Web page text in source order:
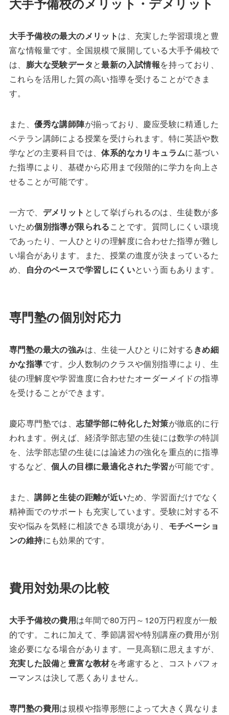
大手予備校の最大のメリットは、充実した学習環境と豊
富な情報量です。全国規模で展開している大手予備校で
は、 膨大な受験データと最新の入試情報を持っており、
これらを活用した質の高い指導を受けることができま
す。
また、優秀な講師陣が揃っており、慶应受験に精通した
ベテラン講師による授業を受けられます。特に英語や数
学などの主要科目では、体系的なカリキュラムに基づい
た指導により、基礎から応用まで段階的に学力を向上さ
せることが可能です。
一方で、 デメリット として挙げられるのは、生徒数が多
いため個別指導が限られることです。質問しにくい環境
であったり、一人ひとりの理解度に合わせた指導が難し
い場合があります。また、授業の進度が決まっているた
め、 自分のペースで学習しにくいという面もあります。
専門塾の個別対応力
専門塾の最大の強みは、生徒一人ひとりに対する きめ細
かな指導です。少人数制のクラスや個別指導により、生
徒の理解度や学習進度に合わせたオーダーメイドの指導
を受けることができます。
慶応専門塾では、志望学部に特化した対策が徹底的に行
われます。例えば、経済学部志望の生徒には数学の特訓
を、法学部志望の生徒には論述力の強化を重点的に指導
するなど、 個人の目標に最適化された学習が可能です。
また、講師と生徒の距離が近いため、学習面だけでなく
精神面でのサポートも充実しています。受験に対する不
安や悩みを気軽に相談できる環境があり、 モチベーショ
ンの維持にも効果的です。
費用対効果の比較
大手予備校の費用は年間で80万円～120万円程度が一般
的です。これに加えて、季節講習や特別講座の費用が別
途必要になる場合があります。一見高額に思えますが、
充実した設備と豊富な教材を考慮すると、コストパフォ
ーマンスは決して悪くありません。
専門塾の費用は規模や指導形態によって大きく異なりま